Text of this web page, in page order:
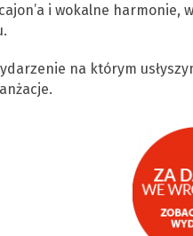
i wokalne harmonie,
na którym